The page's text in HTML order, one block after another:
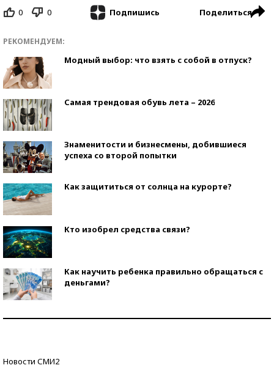
0 0 Подпишись Поделиться
РЕКОМЕНДУЕМ:
Модный выбор: что взять с собой в отпуск?
Самая трендовая обувь лета – 2026
Знаменитости и бизнесмены, добившиеся
успеха со второй попытки
Как защититься от солнца на курорте?
Кто изобрел средства связи?
Как научить ребенка правильно обращаться с
деньгами?
Новости СМИ2